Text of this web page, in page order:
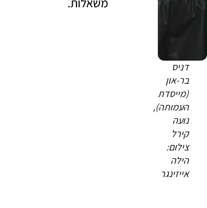
דניס
בר-און
(מייסדת
העמותה),
נועה
קירל
צילום:
הילה
אייזינגר